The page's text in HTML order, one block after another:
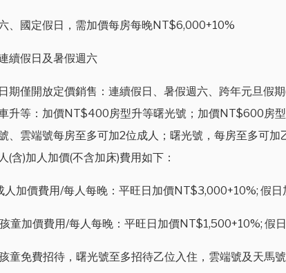
、國定假日，需加價每房每晚NT$6,000+10%
續假日及暑假週六
期僅開放定價銷售：連續假日、暑假週六、跨年元旦
升等：加價NT$400房型升等曙光號；加價NT$600房
、雲端號每房至多可加2位成人；曙光號，每房至多可加
(含)加人加價(不含加床)費用如下：
人加價費用/每人每晚：平旺日加價NT$3,000+10%; 假
童加價費用/每人每晚：平旺日加價NT$1,500+10%; 假
童免費招待，曙光號至多招待乙位入住，雲端號及天馬